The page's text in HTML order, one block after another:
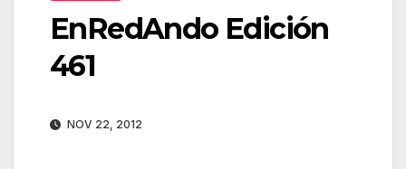
EnRedAndo Edición
461
NOV 22, 2012